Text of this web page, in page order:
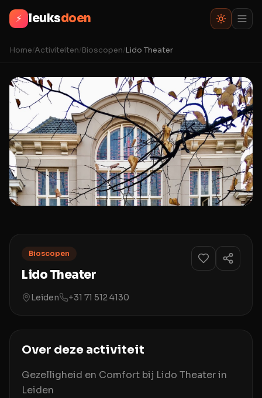
⚡ leuksdoen
Home/Activiteiten/Bioscopen/Lido Theater
Bioscopen
Lido Theater
Leiden +31 71 512 4130
Over deze activiteit
Gezelligheid en Comfort bij Lido Theater in
Leiden